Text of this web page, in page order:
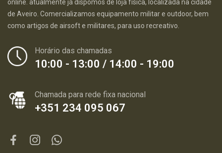
online. atualmente já dispomos de loja física, localizada na cidade
de Aveiro. Comercializamos equipamento militar e outdoor, bem
como artigos de airsoft e militares, para uso recreativo.
Horário das chamadas
10:00 - 13:00 / 14:00 - 19:00
Chamada para rede fixa nacional
+351 234 095 067